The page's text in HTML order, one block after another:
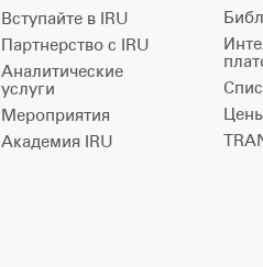
Вступайте в IRU
Партнерство с IRU
Аналитические
услуги
Мероприятия
Академия IRU